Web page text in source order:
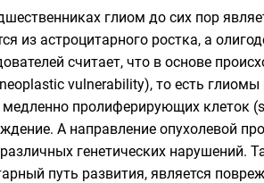
глиом до сих пор
из астроцитарного ростка, а
считает, что в основе
vulnerability), то есть
медленно пролиферирующих клеток
А направление опухолевой
генетических нарушений.
путь развития, является